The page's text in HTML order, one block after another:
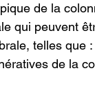
de la
qui peuvent
telles que
de la